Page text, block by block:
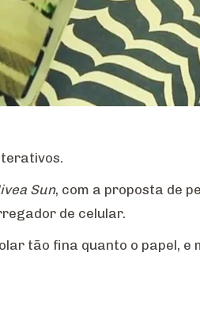
Sun, com a proposta de
de celular.
tão fina quanto o papel,